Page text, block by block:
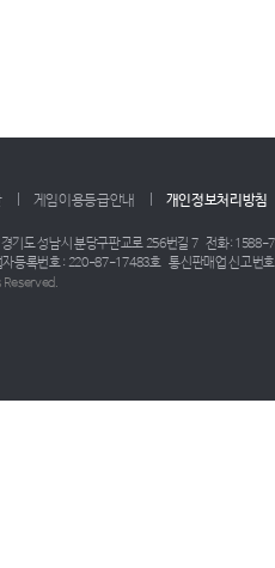
게임이용등급안내 개인정보처리방침
경기도 성남시 분당구판교로 256번길 7 전화: 1588-
자등록번호 : 220-87-17483호 통신판매업 신고번